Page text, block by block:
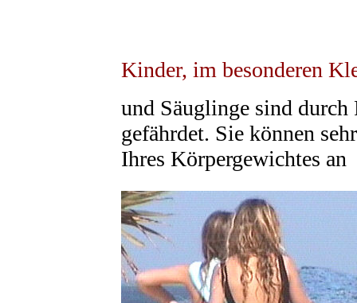
Kinder, im besonderen
und Säuglinge sind durch
gefährdet. Sie können
Ihres Körpergewichtes an